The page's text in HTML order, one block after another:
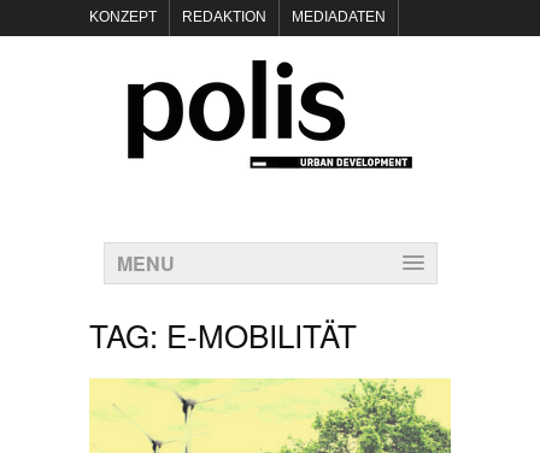
KONZEPT REDAKTION MEDIADATEN
POLIS KEYNOTES
KONTAKT DATENSCHUTZ IMPRESSUM
MENU
TAG: E-MOBILITÄT